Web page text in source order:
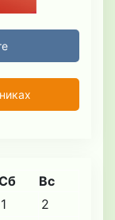
Вс
1
2